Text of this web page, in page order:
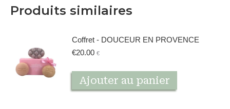
Produits similaires
Coffret - DOUCEUR EN PROVENCE
€20.00 €
Ajouter au panier